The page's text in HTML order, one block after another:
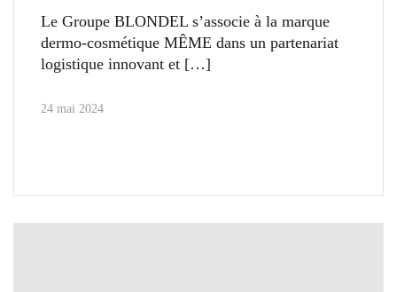
Le Groupe BLONDEL s’associe à la marque
dermo-cosmétique MÊME dans un partenariat
logistique innovant et
24 mai 2024